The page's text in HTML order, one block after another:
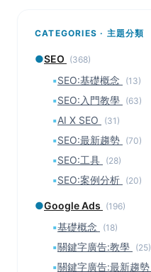
CATEGORIES · 主題分類
●SEO (368)
▪SEO:基礎概念 (13)
▪SEO:入門教學 (63)
▪AI X SEO (31)
▪SEO:最新趨勢 (70)
▪SEO:工具 (28)
▪SEO:案例分析 (20)
●Google Ads (196)
▪基礎概念 (18)
▪關鍵字廣告:教學 (25)
▪關鍵字廣告:最新趨勢